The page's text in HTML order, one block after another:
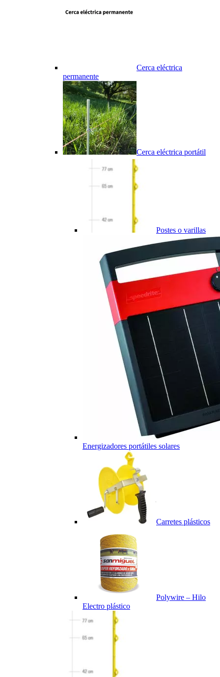
Cerca eléctrica
permanente
Cerca eléctrica portátil
Postes o varillas
Energizadores portátiles solares
Carretes plásticos
Polywire – Hilo
Electro plástico